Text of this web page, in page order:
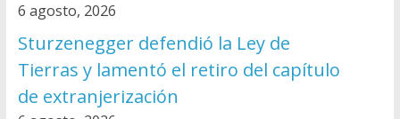
6 agosto, 2026
Sturzenegger defendió la Ley de
Tierras y lamentó el retiro del capítulo
de extranjerización